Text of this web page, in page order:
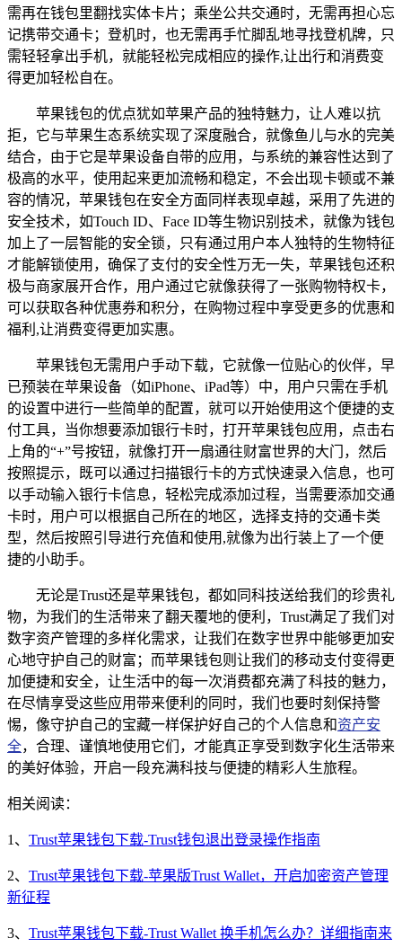
需再在钱包里翻找实体卡片；乘坐公共交通时，无需再担心忘
记携带交通卡；登机时，也无需再手忙脚乱地寻找登机牌，只
需轻轻拿出手机，就能轻松完成相应的操作,让出行和消费变
得更加轻松自在。
苹果钱包的优点犹如苹果产品的独特魅力，让人难以抗
拒，它与苹果生态系统实现了深度融合，就像鱼儿与水的完美
结合，由于它是苹果设备自带的应用，与系统的兼容性达到了
极高的水平，使用起来更加流畅和稳定，不会出现卡顿或不兼
容的情况，苹果钱包在安全方面同样表现卓越，采用了先进的
安全技术，如Touch ID、Face ID等生物识别技术，就像为钱包
加上了一层智能的安全锁，只有通过用户本人独特的生物特征
才能解锁使用，确保了支付的安全性万无一失，苹果钱包还积
极与商家展开合作，用户通过它就像获得了一张购物特权卡，
可以获取各种优惠券和积分，在购物过程中享受更多的优惠和
福利,让消费变得更加实惠。
苹果钱包无需用户手动下载，它就像一位贴心的伙伴，早
已预装在苹果设备（如iPhone、iPad等）中，用户只需在手机
的设置中进行一些简单的配置，就可以开始使用这个便捷的支
付工具，当你想要添加银行卡时，打开苹果钱包应用，点击右
上角的“+”号按钮，就像打开一扇通往财富世界的大门，然后
按照提示，既可以通过扫描银行卡的方式快速录入信息，也可
以手动输入银行卡信息，轻松完成添加过程，当需要添加交通
卡时，用户可以根据自己所在的地区，选择支持的交通卡类
型，然后按照引导进行充值和使用,就像为出行装上了一个便
捷的小助手。
无论是Trust还是苹果钱包，都如同科技送给我们的珍贵礼
物，为我们的生活带来了翻天覆地的便利，Trust满足了我们对
数字资产管理的多样化需求，让我们在数字世界中能够更加安
心地守护自己的财富；而苹果钱包则让我们的移动支付变得更
加便捷和安全，让生活中的每一次消费都充满了科技的魅力，
在尽情享受这些应用带来便利的同时，我们也要时刻保持警
惕，像守护自己的宝藏一样保护好自己的个人信息和资产安
全，合理、谨慎地使用它们，才能真正享受到数字化生活带来
的美好体验，开启一段充满科技与便捷的精彩人生旅程。
相关阅读：
1、 Trust苹果钱包下载-Trust钱包退出登录操作指南
2、 Trust苹果钱包下载-苹果版Trust Wallet，开启加密资产管理
新征程
3、 Trust苹果钱包下载-Trust Wallet 换手机怎么办？详细指南来